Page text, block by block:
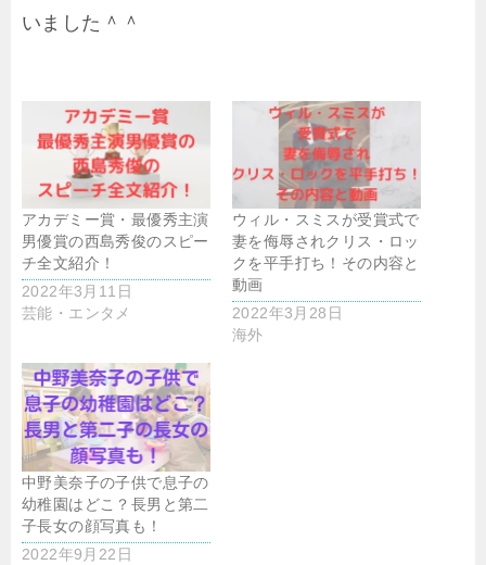
いました＾＾
アカデミー賞・最優秀主演
男優賞の西島秀俊のスピー
チ全文紹介！
2022年3月11日
芸能・エンタメ
ウィル・スミスが受賞式で
妻を侮辱されクリス・ロッ
クを平手打ち！その内容と
動画
2022年3月28日
海外
中野美奈子の子供で息子の
幼稚園はどこ？長男と第二
子長女の顔写真も！
2022年9月22日